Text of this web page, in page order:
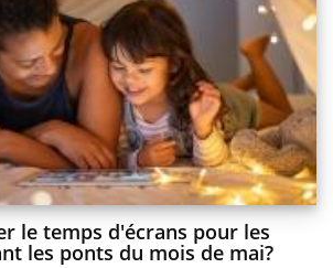
le temps d'écrans pour les
les ponts du mois de mai?